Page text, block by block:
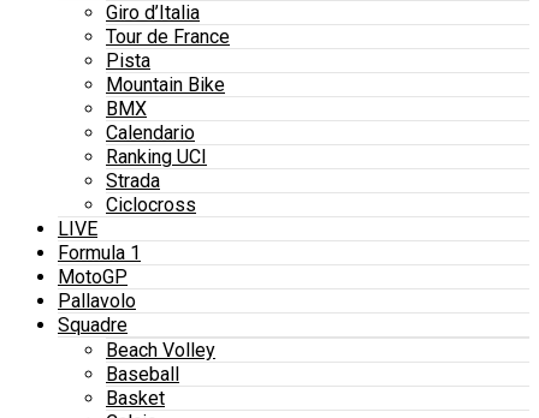
Giro d’Italia
Tour de France
Pista
Mountain Bike
BMX
Calendario
Ranking UCI
Strada
Ciclocross
LIVE
Formula 1
MotoGP
Pallavolo
Squadre
Beach Volley
Baseball
Basket